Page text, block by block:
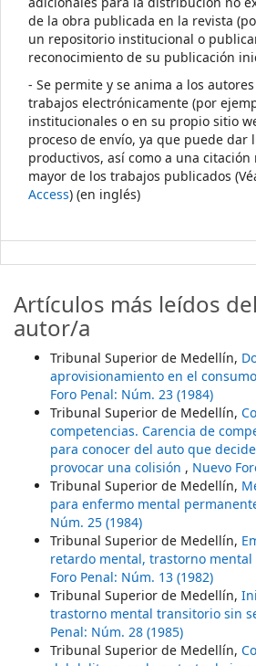
de la obra publicada en la revista
un repositorio institucional o
reconocimiento de su publicación
- Se permite y se anima a los
trabajos electrónicamente (por
institucionales o en su propio sitio
proceso de envío, ya que puede dar
productivos, así como a una
mayor de los trabajos publicados
Access) (en inglés)
Artículos más leídos
autor/a
Tribunal Superior de Medellín,
aprovisionamiento en el
Foro Penal: Núm. 23 (1984)
Tribunal Superior de Medellín,
competencias. Carencia de
para conocer del auto que
provocar una colisión , Nuevo
Tribunal Superior de Medellín,
para enfermo mental
Núm. 25 (1984)
Tribunal Superior de Medellín,
retardo mental, trastorno
Foro Penal: Núm. 13 (1982)
Tribunal Superior de Medellín,
trastorno mental transitorio sin
Penal: Núm. 28 (1985)
Tribunal Superior de Medellín,